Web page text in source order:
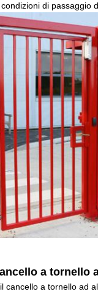
di passaggio
a tornello
cancello a tornello ad